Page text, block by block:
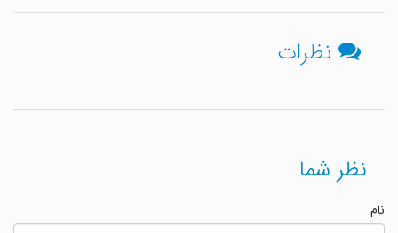
نظرات
نظر شما